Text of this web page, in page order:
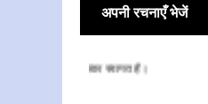
अपनी रचनाएँ भेजें
पर आपका स्वागत है।